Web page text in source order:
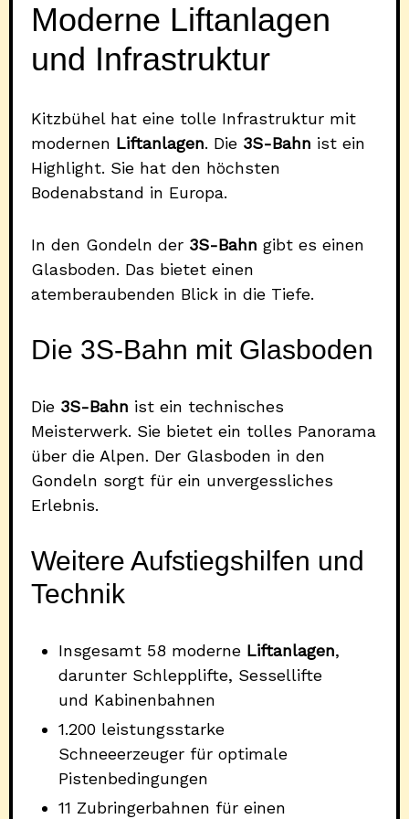
Moderne Liftanlagen
und Infrastruktur
Kitzbühel hat eine tolle Infrastruktur mit
modernen Liftanlagen. Die 3S-Bahn ist ein
Highlight. Sie hat den höchsten
Bodenabstand in Europa.
In den Gondeln der 3S-Bahn gibt es einen
Glasboden. Das bietet einen
atemberaubenden Blick in die Tiefe.
Die 3S-Bahn mit Glasboden
Die 3S-Bahn ist ein technisches
Meisterwerk. Sie bietet ein tolles Panorama
über die Alpen. Der Glasboden in den
Gondeln sorgt für ein unvergessliches
Erlebnis.
Weitere Aufstiegshilfen und
Technik
Insgesamt 58 moderne Liftanlagen,
darunter Schlepplifte, Sessellifte
und Kabinenbahnen
1.200 leistungsstarke
Schneeerzeuger für optimale
Pistenbedingungen
11 Zubringerbahnen für einen